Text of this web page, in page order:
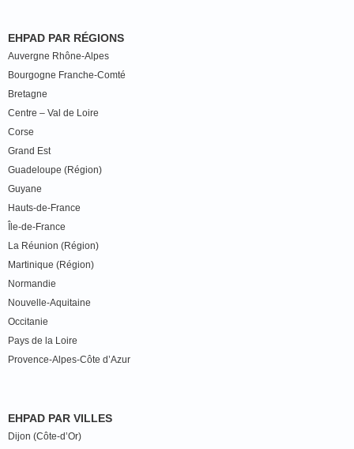
EHPAD PAR RÉGIONS
Auvergne Rhône-Alpes
Bourgogne Franche-Comté
Bretagne
Centre – Val de Loire
Corse
Grand Est
Guadeloupe (Région)
Guyane
Hauts-de-France
Île-de-France
La Réunion (Région)
Martinique (Région)
Normandie
Nouvelle-Aquitaine
Occitanie
Pays de la Loire
Provence-Alpes-Côte d’Azur
EHPAD PAR VILLES
Dijon (Côte-d’Or)